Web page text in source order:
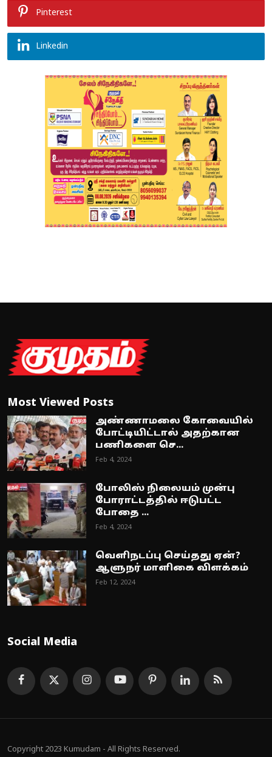
Pinterest
Linkedin
Most Viewed Posts
அண்ணாமலை கோவையில்
போட்டியிட்டால் அதற்கான
பணிகளை செ...
Feb 4, 2024
போலிஸ் நிலையம் முன்பு
போராட்டத்தில் ஈடுபட்ட
போதை ...
Feb 4, 2024
வெளிநடப்பு செய்தது ஏன்?
ஆளுநர் மாளிகை விளக்கம்
Feb 12, 2024
Social Media
Copyright 2023 Kumudam - All Rights Reserved.